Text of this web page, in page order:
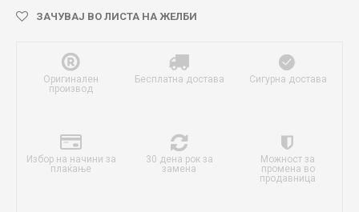
ЗАЧУВАЈ ВО ЛИСТА НА ЖЕЛБИ
Оригинален
производ
Бесплатна достава Сигурна достава
Избор на начини за
плаќање
30 дена рок за
замена
Можност за
промена во
продавница